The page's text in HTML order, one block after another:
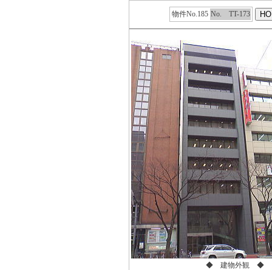
物件No.185 No. TT-173
◆ 建物外観 ◆